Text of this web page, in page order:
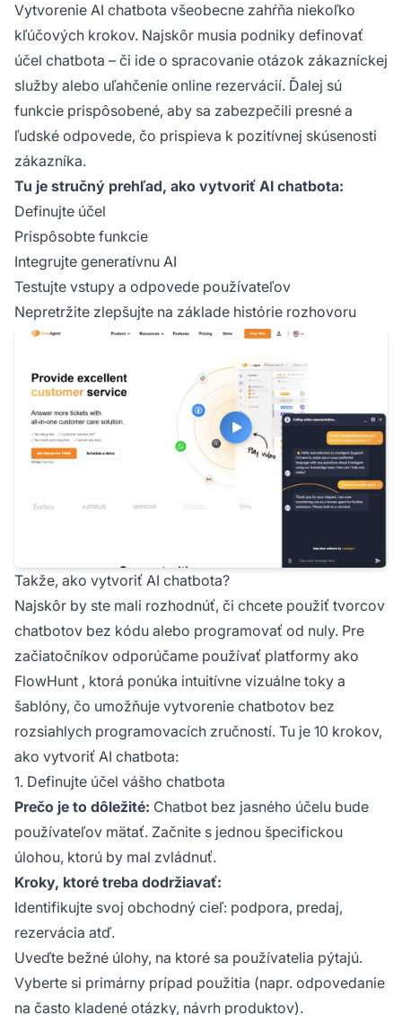
Vytvorenie AI chatbota všeobecne zahŕňa niekoľko
kľúčových krokov. Najskôr musia podniky definovať
účel chatbota – či ide o spracovanie otázok zákazníckej
služby alebo uľahčenie online rezervácií. Ďalej sú
funkcie prispôsobené, aby sa zabezpečili presné a
ľudské odpovede, čo prispieva k pozitívnej skúsenosti
zákazníka.
Tu je stručný prehľad, ako vytvoriť AI chatbota:
Definujte účel
Prispôsobte funkcie
Integrujte generatívnu AI
Testujte vstupy a odpovede používateľov
Nepretržite zlepšujte na základe histórie rozhovoru
Takže, ako vytvoriť AI chatbota?
Najskôr by ste mali rozhodnúť, či chcete použiť tvorcov
chatbotov bez kódu alebo programovať od nuly. Pre
začiatočníkov odporúčame používať platformy ako
FlowHunt , ktorá ponúka intuitívne vizuálne toky a
šablóny, čo umožňuje vytvorenie chatbotov bez
rozsiahlych programovacích zručností. Tu je 10 krokov,
ako vytvoriť AI chatbota:
1. Definujte účel vášho chatbota
Prečo je to dôležité: Chatbot bez jasného účelu bude
používateľov mätať. Začnite s jednou špecifickou
úlohou, ktorú by mal zvládnuť.
Kroky, ktoré treba dodržiavať:
Identifikujte svoj obchodný cieľ: podpora, predaj,
rezervácia atď.
Uveďte bežné úlohy, na ktoré sa používatelia pýtajú.
Vyberte si primárny prípad použitia (napr. odpovedanie
na často kladené otázky, návrh produktov).